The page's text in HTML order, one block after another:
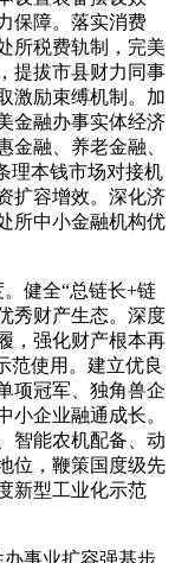
保障。落实消费
所税费轨制，完美
提拔市县财力同事
激励束缚机制。加
金融办事实体经济
金融、养老金融、
理本钱市场对接机
扩容增效。深化济
所中小金融机构优
健全“总链长+链
秀财产生态。深度
，强化财产根本再
范使用。建立优良
项冠军、独角兽企
小企业融通成长。
智能农机配备、动
位，鞭策国度级先
新型工业化示范
事业扩容强基步